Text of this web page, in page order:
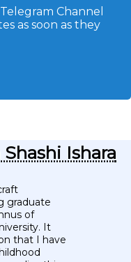
Channel
as soon as they
Ishara
graduate
of
It
that I have